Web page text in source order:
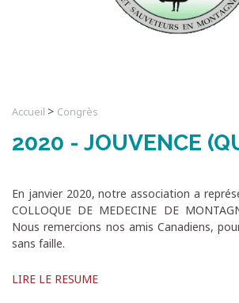
Accueil > Congrès
2020 - JOUVENCE
En janvier 2020, notre association a
COLLOQUE DE MEDECINE DE
Nous remercions nos amis Canadiens,
sans faille.
LIRE LE RESUME